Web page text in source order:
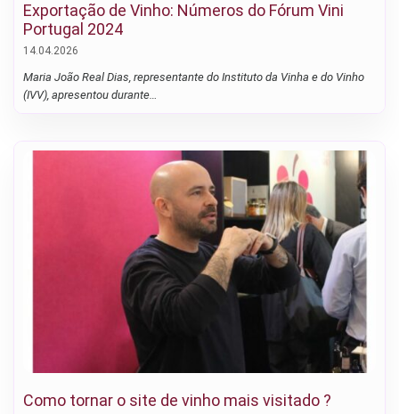
Exportação de Vinho: Números do Fórum Vini
Portugal 2024
14.04.2026
Maria João Real Dias, representante do Instituto da Vinha e do Vinho
(IVV), apresentou durante…
Como tornar o site de vinho mais visitado ?